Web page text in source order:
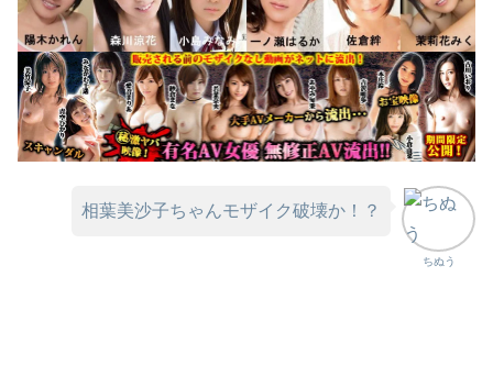
ちぬう
相葉美沙子ちゃんモザイク破壊か！？